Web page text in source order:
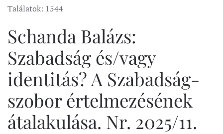
Találatok: 1544
Schanda Balázs:
Szabadság és/vagy
identitás? A Szabadság-
szobor értelmezésének
átalakulása. Nr. 2025/11.